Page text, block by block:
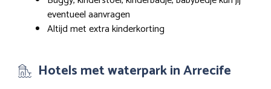
eventueel aanvragen
Altijd met extra kinderkorting
Hotels met waterpark in Arrecife